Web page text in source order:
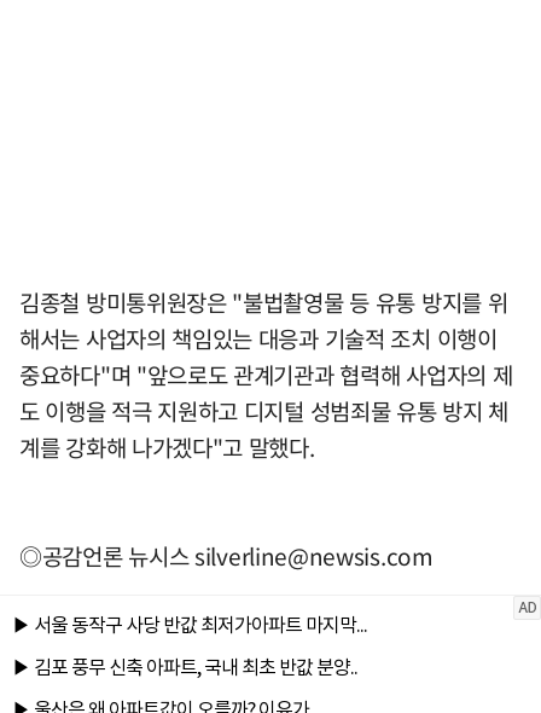
김종철 방미통위원장은 "불법촬영물 등 유통 방지를 위
해서는 사업자의 책임있는 대응과 기술적 조치 이행이
중요하다"며 "앞으로도 관계기관과 협력해 사업자의 제
도 이행을 적극 지원하고 디지털 성범죄물 유통 방지 체
계를 강화해 나가겠다"고 말했다.
◎공감언론 뉴시스silverline@newsis.com